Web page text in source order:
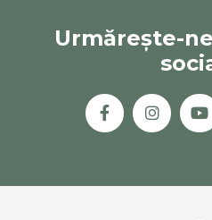
Urmărește-